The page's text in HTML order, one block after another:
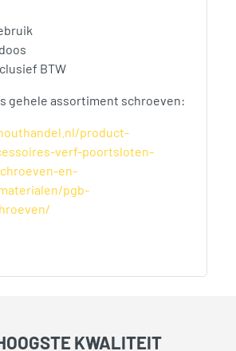
BTW
gehele assortiment schroeven:
product-
verf-poortsloten-
en-
pgb-
KWALITEIT